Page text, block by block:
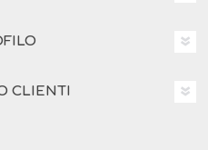
CLIENTI